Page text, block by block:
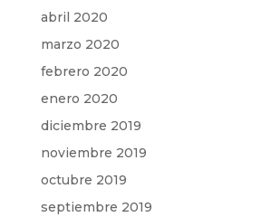
abril 2020
marzo 2020
febrero 2020
enero 2020
diciembre 2019
noviembre 2019
octubre 2019
septiembre 2019